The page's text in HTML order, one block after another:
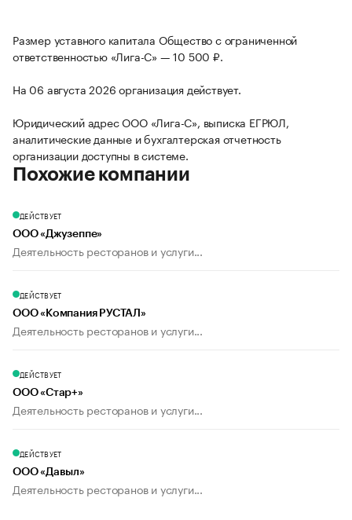
Размер уставного капитала Общество с ограниченной
ответственностью «Лига-С» — 10 500 ₽.
На 06 августа 2026 организация действует.
Юридический адрес ООО «Лига-С», выписка ЕГРЮЛ,
аналитические данные и бухгалтерская отчетность
организации доступны в системе.
Похожие компании
ДЕЙСТВУЕТ
ООО «Джузеппе»
Деятельность ресторанов и услуги...
ДЕЙСТВУЕТ
ООО «Компания РУСТАЛ»
Деятельность ресторанов и услуги...
ДЕЙСТВУЕТ
ООО «Стар+»
Деятельность ресторанов и услуги...
ДЕЙСТВУЕТ
ООО «Давыл»
Деятельность ресторанов и услуги...